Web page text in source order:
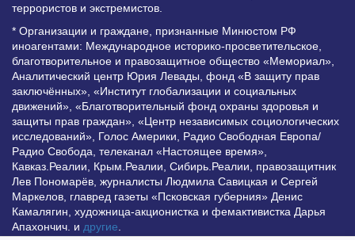
террористов и экстремистов.
* Организации и граждане, признанные Минюстом РФ
иноагентами: Международное историко-просветительское,
благотворительное и правозащитное общество «Мемориал»,
Аналитический центр Юрия Левады, фонд «В защиту прав
заключённых», «Институт глобализации и социальных
движений», «Благотворительный фонд охраны здоровья и
защиты прав граждан», «Центр независимых социологических
исследований», Голос Америки, Радио Свободная Европа/
Радио Свобода, телеканал «Настоящее время»,
Кавказ.Реалии, Крым.Реалии, Сибирь.Реалии, правозащитник
Лев Пономарёв, журналисты Людмила Савицкая и Сергей
Маркелов, главред газеты «Псковская губерния» Денис
Камалягин, художница-акционистка и фемактивистка Дарья
Апахончич. и другие